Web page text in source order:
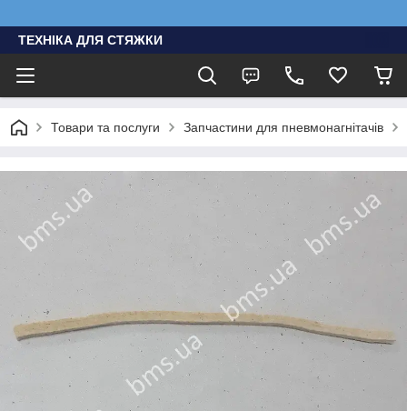
ТЕХНІКА ДЛЯ СТЯЖКИ
Товари та послуги Запчастини для пневмонагнітачів